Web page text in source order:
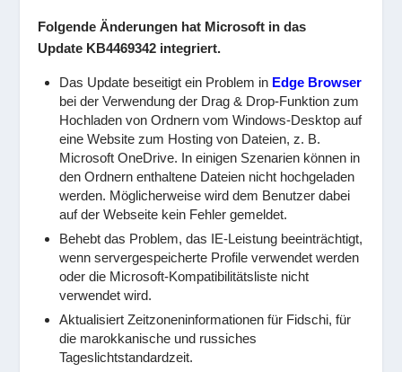
Folgende Änderungen hat Microsoft in das
Update KB4469342 integriert.
Das Update beseitigt ein Problem in Edge Browser
bei der Verwendung der Drag & Drop-Funktion zum
Hochladen von Ordnern vom Windows-Desktop auf
eine Website zum Hosting von Dateien, z. B.
Microsoft OneDrive. In einigen Szenarien können in
den Ordnern enthaltene Dateien nicht hochgeladen
werden. Möglicherweise wird dem Benutzer dabei
auf der Webseite kein Fehler gemeldet.
Behebt das Problem, das IE-Leistung beeinträchtigt,
wenn servergespeicherte Profile verwendet werden
oder die Microsoft-Kompatibilitätsliste nicht
verwendet wird.
Aktualisiert Zeitzoneninformationen für Fidschi, für
die marokkanische und russiches
Tageslichtstandardzeit.